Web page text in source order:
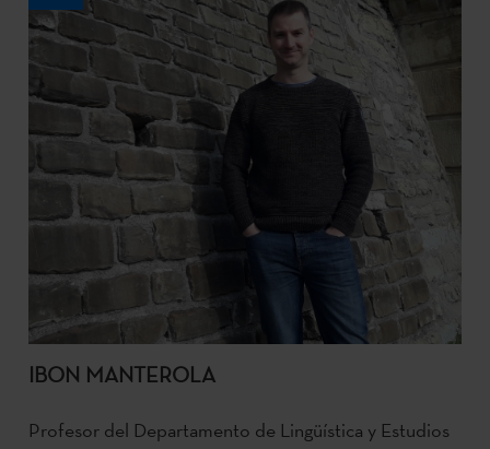
IBON MANTEROLA
Profesor del Departamento de Lingüística y Estudios